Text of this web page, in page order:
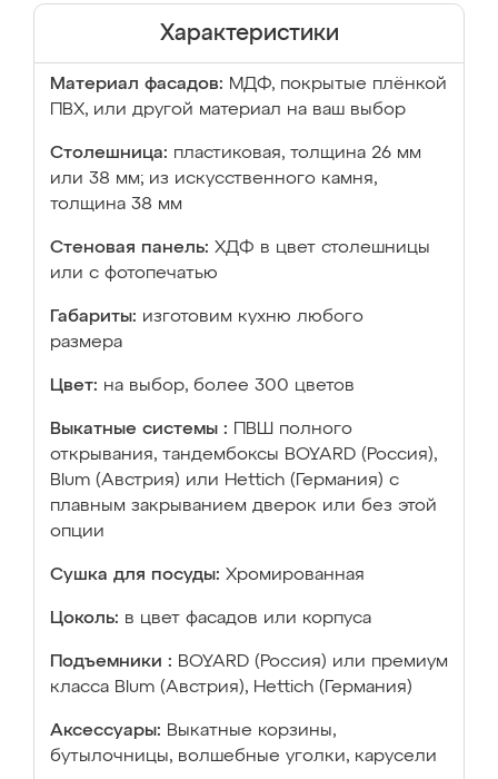
Характеристики
Материал фасадов: МДФ, покрытые плёнкой
ПВХ, или другой материал на ваш выбор
Столешница: пластиковая, толщина 26 мм
или 38 мм; из искусственного камня,
толщина 38 мм
Стеновая панель: ХДФ в цвет столешницы
или с фотопечатью
Габариты: изготовим кухню любого
размера
Цвет: на выбор, более 300 цветов
Выкатные системы :
ПВШ полного
открывания, тандембоксы BOYARD (Россия),
Blum (Австрия) или Hettich (Германия) с
плавным закрыванием дверок или без этой
опции
Сушка для посуды: Хромированная
Цоколь: в цвет фасадов или корпуса
Подъемники : BOYARD (Россия) или премиум
класса Blum (Австрия), Hettich (Германия)
Аксессуары: Выкатные корзины,
бутылочницы, волшебные уголки, карусели